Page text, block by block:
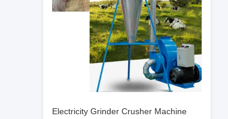
Electricity Grinder Crusher Machine